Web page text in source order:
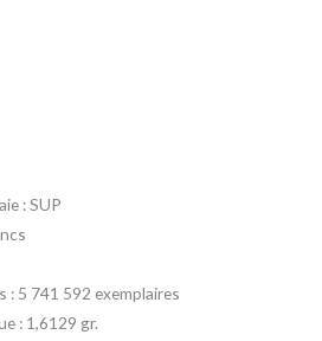
: SUP
: 5 741 592 exemplaires
: 1,6129 gr.